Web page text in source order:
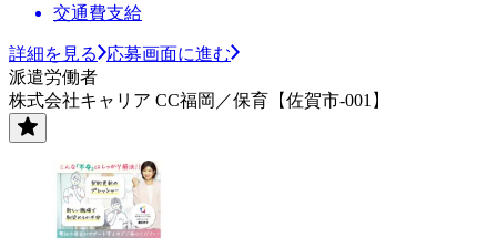
交通費支給
詳細を見る
応募画面に進む
派遣労働者
株式会社キャリア CC福岡／保育【佐賀市-001】